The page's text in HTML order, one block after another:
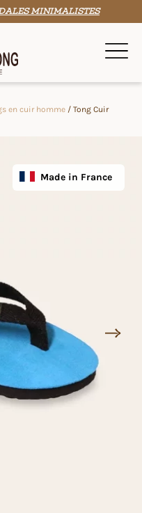
MINIMALISTES
en cuir homme / Tong Cuir
Made in France